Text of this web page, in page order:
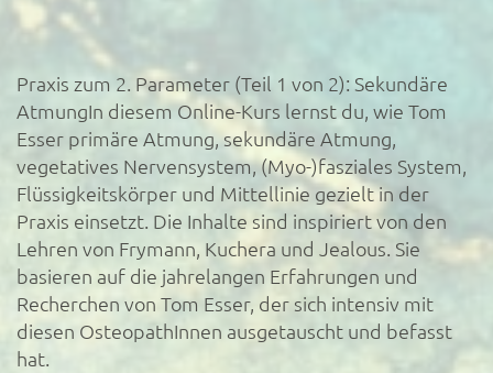
Praxis zum 2. Parameter (Teil 1 von 2): Sekundäre
AtmungIn diesem Online-Kurs lernst du, wie Tom
Esser primäre Atmung, sekundäre Atmung,
vegetatives Nervensystem, (Myo-)fasziales System,
Flüssigkeitskörper und Mittellinie gezielt in der
Praxis einsetzt. Die Inhalte sind inspiriert von den
Lehren von Frymann, Kuchera und Jealous. Sie
basieren auf die jahrelangen Erfahrungen und
Recherchen von Tom Esser, der sich intensiv mit
diesen OsteopathInnen ausgetauscht und befasst
hat.